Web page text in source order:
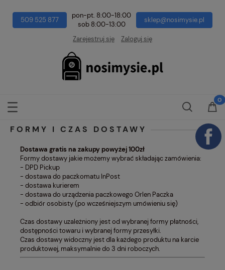
509 525 877
pon-pt. 8:00-18:00
sob 8:00-13:00
sklep@nosimysie.pl
Zarejestruj się Zaloguj się
FORMY I CZAS DOSTAWY
Dostawa gratis na zakupy powyżej 100zł
Formy dostawy jakie możemy wybrać składając zamówienia:
- DPD Pickup
- dostawa do paczkomatu InPost
- dostawa kurierem
- dostawa do urządzenia paczkowego Orlen Paczka
- odbiór osobisty (po wcześniejszym umówieniu się)
Czas dostawy uzależniony jest od wybranej formy płatności,
dostępności towaru i wybranej formy przesyłki.
Czas dostawy widoczny jest dla każdego produktu na karcie
produktowej, maksymalnie do 3 dni roboczych.